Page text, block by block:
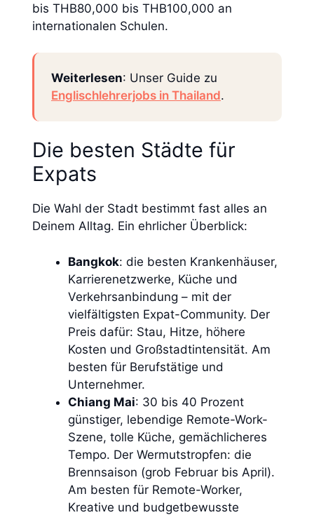
bis THB80,000 bis THB100,000 an
internationalen Schulen.
Weiterlesen: Unser Guide zu
Englischlehrerjobs in Thailand.
Die besten Städte für
Expats
Die Wahl der Stadt bestimmt fast alles an
Deinem Alltag. Ein ehrlicher Überblick:
Bangkok: die besten Krankenhäuser,
Karrierenetzwerke, Küche und
Verkehrsanbindung – mit der
vielfältigsten Expat-Community. Der
Preis dafür: Stau, Hitze, höhere
Kosten und Großstadtintensität. Am
besten für Berufstätige und
Unternehmer.
Chiang Mai: 30 bis 40 Prozent
günstiger, lebendige Remote-Work-
Szene, tolle Küche, gemächlicheres
Tempo. Der Wermutstropfen: die
Brennsaison (grob Februar bis April).
Am besten für Remote-Worker,
Kreative und budgetbewusste